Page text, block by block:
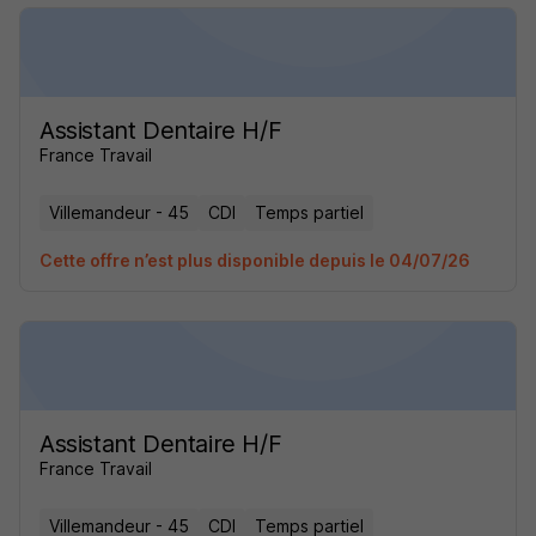
Assistant Dentaire H/F
France Travail
Villemandeur - 45 CDI Temps partiel
Cette offre n’est plus disponible depuis le 04/07/26
Assistant Dentaire H/F
France Travail
Villemandeur - 45 CDI Temps partiel